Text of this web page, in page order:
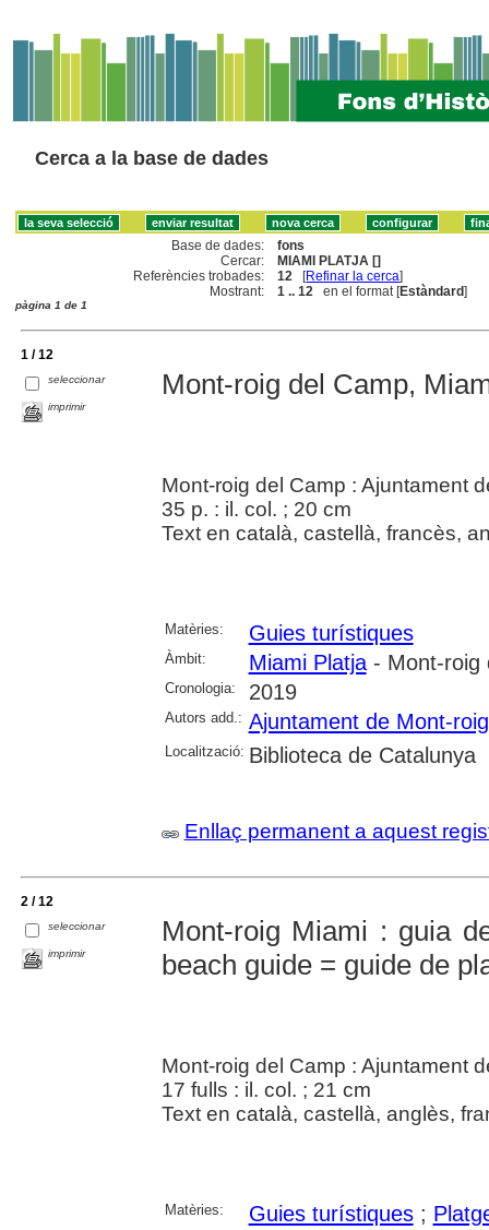
Cerca a la base de dades
Base de dades:
fons
Cercar:
MIAMI PLATJA []
Referències trobades:
12 [Refinar la cerca]
Mostrant:
1 .. 12 en el format [Estàndard]
pàgina 1 de 1
1 / 12
seleccionar
imprimir
Mont-roig del Camp,
Mont-roig del Camp : Ajuntament
35 p. : il. col. ; 20 cm
Text en català, castellà, francès,
Matèries: Guies turístiques
Àmbit: Miami Platja- Mont-roig
Cronologia: 2019
Autors add.: Ajuntament de Mont-
Localització: Biblioteca de Catalunya
Enllaç permanent a aquest
2 / 12
seleccionar
imprimir
Mont-roig Miami : guia
beach guide = guide de
Mont-roig del Camp : Ajuntament
17 fulls : il. col. ; 21 cm
Text en català, castellà, anglès,
Matèries: Guies turístiques;